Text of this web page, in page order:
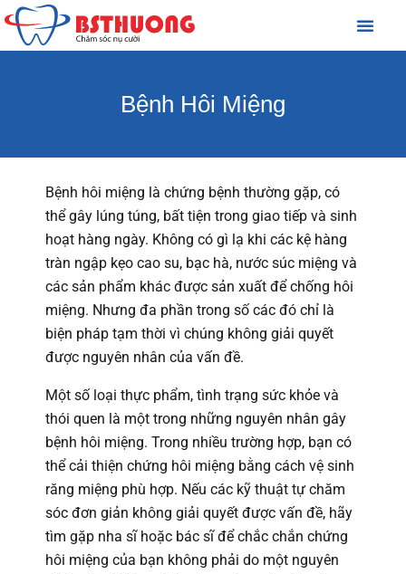
Bệnh Hôi Miệng
Bệnh hôi miệng là chứng bệnh thường gặp, có
thể gây lúng túng, bất tiện trong giao tiếp và sinh
hoạt hàng ngày. Không có gì lạ khi các kệ hàng
tràn ngập kẹo cao su, bạc hà, nước súc miệng và
các sản phẩm khác được sản xuất để chống hôi
miệng. Nhưng đa phần trong số các đó chỉ là
biện pháp tạm thời vì chúng không giải quyết
được nguyên nhân của vấn đề.
Một số loại thực phẩm, tình trạng sức khỏe và
thói quen là một trong những nguyên nhân gây
bệnh hôi miệng. Trong nhiều trường hợp, bạn có
thể cải thiện chứng hôi miệng bằng cách vệ sinh
răng miệng phù hợp. Nếu các kỹ thuật tự chăm
sóc đơn giản không giải quyết được vấn đề, hãy
tìm gặp nha sĩ hoặc bác sĩ để chắc chắn chứng
hôi miệng của bạn không phải do một nguyên